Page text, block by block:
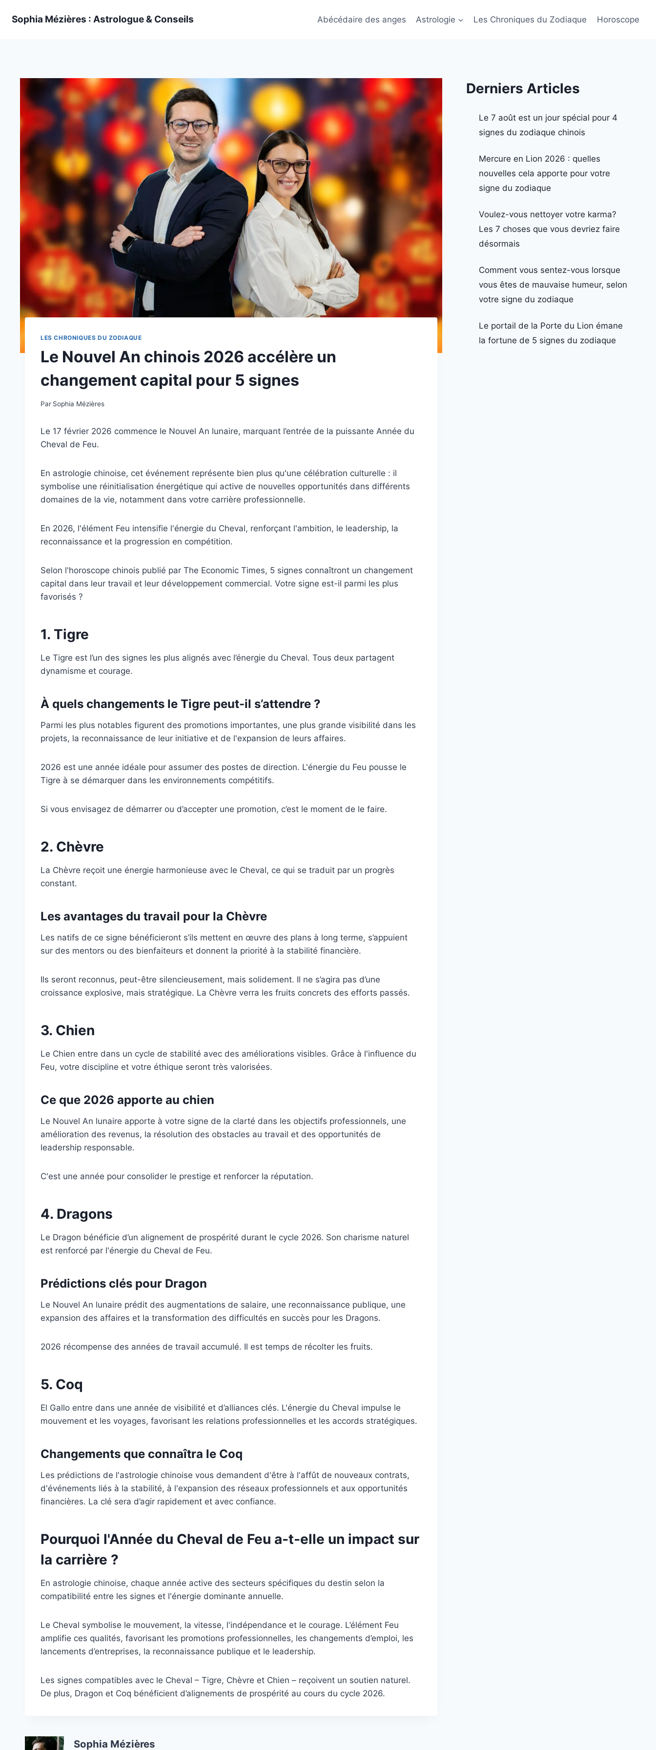
Sophia Mézières : Astrologue & Conseils Abécédaire des anges Astrologie Les Chroniques du Zodiaque Horoscope
LES CHRONIQUES DU ZODIAQUE
Le Nouvel An chinois 2026 accélère un
changement capital pour 5 signes
Par Sophia Mézières
Le 17 février 2026 commence le Nouvel An lunaire, marquant l’entrée de la puissante Année du
Cheval de Feu.
En astrologie chinoise, cet événement représente bien plus qu'une célébration culturelle : il
symbolise une réinitialisation énergétique qui active de nouvelles opportunités dans différents
domaines de la vie, notamment dans votre carrière professionnelle.
En 2026, l'élément Feu intensifie l'énergie du Cheval, renforçant l'ambition, le leadership, la
reconnaissance et la progression en compétition.
Selon l'horoscope chinois publié par The Economic Times, 5 signes connaîtront un changement
capital dans leur travail et leur développement commercial. Votre signe est-il parmi les plus
favorisés ?
1. Tigre
Le Tigre est l’un des signes les plus alignés avec l’énergie du Cheval. Tous deux partagent
dynamisme et courage.
À quels changements le Tigre peut-il s’attendre ?
Parmi les plus notables figurent des promotions importantes, une plus grande visibilité dans les
projets, la reconnaissance de leur initiative et de l'expansion de leurs affaires.
2026 est une année idéale pour assumer des postes de direction. L'énergie du Feu pousse le
Tigre à se démarquer dans les environnements compétitifs.
Si vous envisagez de démarrer ou d’accepter une promotion, c’est le moment de le faire.
2. Chèvre
La Chèvre reçoit une énergie harmonieuse avec le Cheval, ce qui se traduit par un progrès
constant.
Les avantages du travail pour la Chèvre
Les natifs de ce signe bénéficieront s’ils mettent en œuvre des plans à long terme, s’appuient
sur des mentors ou des bienfaiteurs et donnent la priorité à la stabilité financière.
Ils seront reconnus, peut-être silencieusement, mais solidement. Il ne s’agira pas d’une
croissance explosive, mais stratégique. La Chèvre verra les fruits concrets des efforts passés.
3. Chien
Le Chien entre dans un cycle de stabilité avec des améliorations visibles. Grâce à l'influence du
Feu, votre discipline et votre éthique seront très valorisées.
Ce que 2026 apporte au chien
Le Nouvel An lunaire apporte à votre signe de la clarté dans les objectifs professionnels, une
amélioration des revenus, la résolution des obstacles au travail et des opportunités de
leadership responsable.
C'est une année pour consolider le prestige et renforcer la réputation.
4. Dragons
Le Dragon bénéficie d’un alignement de prospérité durant le cycle 2026. Son charisme naturel
est renforcé par l'énergie du Cheval de Feu.
Prédictions clés pour Dragon
Le Nouvel An lunaire prédit des augmentations de salaire, une reconnaissance publique, une
expansion des affaires et la transformation des difficultés en succès pour les Dragons.
2026 récompense des années de travail accumulé. Il est temps de récolter les fruits.
5. Coq
El Gallo entre dans une année de visibilité et d’alliances clés. L'énergie du Cheval impulse le
mouvement et les voyages, favorisant les relations professionnelles et les accords stratégiques.
Changements que connaîtra le Coq
Les prédictions de l'astrologie chinoise vous demandent d'être à l'affût de nouveaux contrats,
d'événements liés à la stabilité, à l'expansion des réseaux professionnels et aux opportunités
financières. La clé sera d’agir rapidement et avec confiance.
Pourquoi l'Année du Cheval de Feu a-t-elle un impact sur
la carrière ?
En astrologie chinoise, chaque année active des secteurs spécifiques du destin selon la
compatibilité entre les signes et l'énergie dominante annuelle.
Le Cheval symbolise le mouvement, la vitesse, l'indépendance et le courage. L’élément Feu
amplifie ces qualités, favorisant les promotions professionnelles, les changements d’emploi, les
lancements d’entreprises, la reconnaissance publique et le leadership.
Les signes compatibles avec le Cheval – Tigre, Chèvre et Chien – reçoivent un soutien naturel.
De plus, Dragon et Coq bénéficient d’alignements de prospérité au cours du cycle 2026.
Sophia Mézières
Derniers Articles
Le 7 août est un jour spécial pour 4
signes du zodiaque chinois
Mercure en Lion 2026 : quelles
nouvelles cela apporte pour votre
signe du zodiaque
Voulez-vous nettoyer votre karma?
Les 7 choses que vous devriez faire
désormais
Comment vous sentez-vous lorsque
vous êtes de mauvaise humeur, selon
votre signe du zodiaque
Le portail de la Porte du Lion émane
la fortune de 5 signes du zodiaque